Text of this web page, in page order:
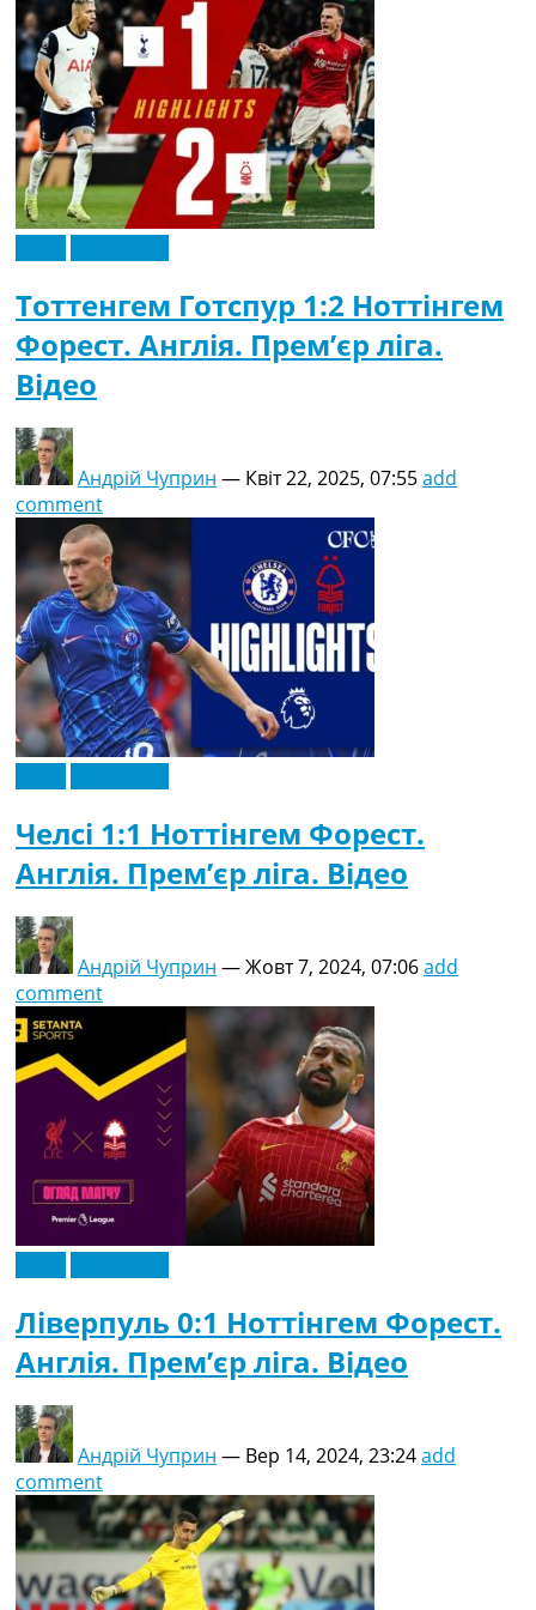
Тоттенгем Готспур 1:2 Ноттінгем
Форест. Англія. Прем’єр ліга.
Відео
Андрій Чуприн — Квіт 22, 2025, 07:55add
comment
Челсі 1:1 Ноттінгем Форест.
Англія. Прем’єр ліга. Відео
Андрій Чуприн —Жовт 7, 2024, 07:06add
comment
Ліверпуль 0:1 Ноттінгем Форест.
Англія. Прем’єр ліга. Відео
Андрій Чуприн — Вер 14, 2024, 23:24add
comment